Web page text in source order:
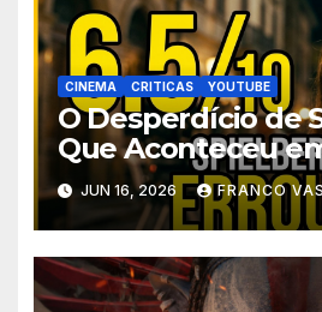
CINEMA CRITICAS YOUTUBE
O Desperdício de
Que Aconteceu
JUN 16, 2026 FRANCO